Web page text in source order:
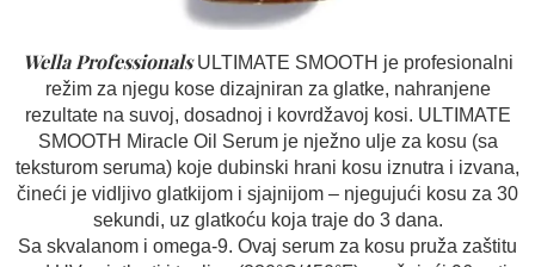
Wella ProfessionalsULTIMATE SMOOTH je profesionalni
režim za njegu kose dizajniran za glatke, nahranjene
rezultate na suvoj, dosadnoj i kovrdžavoj kosi. ULTIMATE
SMOOTH Miracle Oil Serum je nježno ulje za kosu (sa
teksturom seruma) koje dubinski hrani kosu iznutra i izvana,
čineći je vidljivo glatkijom i sjajnijom – njegujući kosu za 30
sekundi, uz glatkoću koja traje do 3 dana.
Sa skvalanom i omega-9. Ovaj serum za kosu pruža zaštitu